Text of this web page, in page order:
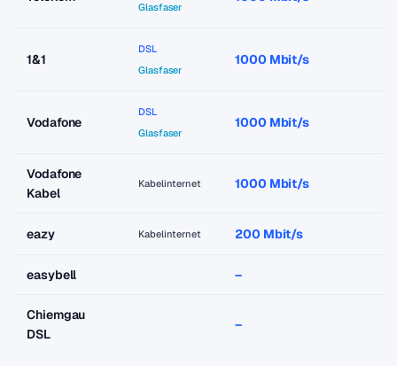
Glasfaser
1&1
DSL
Glasfaser
1000 Mbit/s
Vodafone
DSL
Glasfaser
1000 Mbit/s
Vodafone
Kabel
Kabelinternet 1000 Mbit/s
eazy Kabelinternet 200 Mbit/s
easybell –
Chiemgau
DSL
–